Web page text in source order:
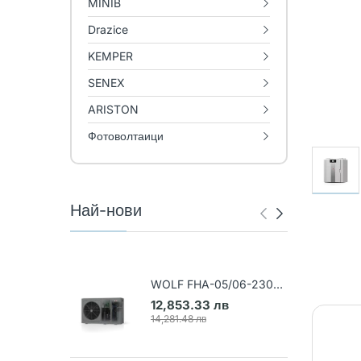
MINIB
Drazice
KEMPER
SENEX
ARISTON
Фотоволтаици
Най-нови
WOLF FHA-05/06-230V
Термопомпа въздух-вода
(Арт. 9148031)
12,853.33 лв
14,281.48 лв